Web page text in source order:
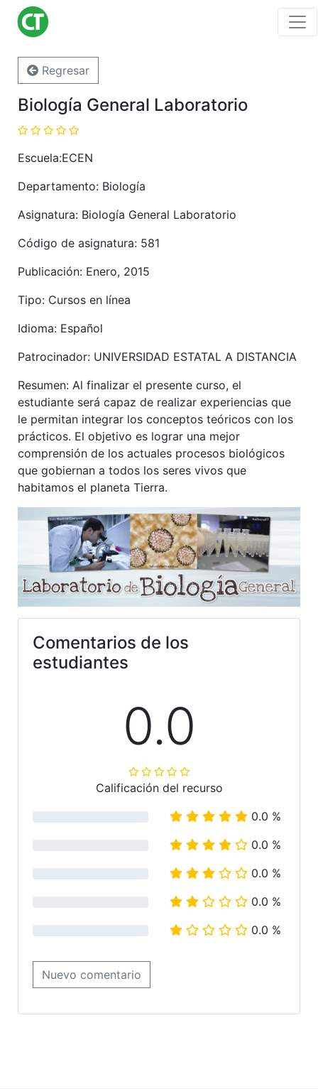
Regresar
Biología General Laboratorio
Escuela:ECEN
Departamento: Biología
Asignatura: Biología General Laboratorio
Código de asignatura: 581
Publicación: Enero, 2015
Tipo: Cursos en línea
Idioma: Español
Patrocinador: UNIVERSIDAD ESTATAL A DISTANCIA
Resumen: Al finalizar el presente curso, el
estudiante será capaz de realizar experiencias que
le permitan integrar los conceptos teóricos con los
prácticos. El objetivo es lograr una mejor
comprensión de los actuales procesos biológicos
que gobiernan a todos los seres vivos que
habitamos el planeta Tierra.
Comentarios de los
estudiantes
0.0
Calificación del recurso
0.0 %
0.0 %
0.0 %
0.0 %
0.0 %
Nuevo comentario